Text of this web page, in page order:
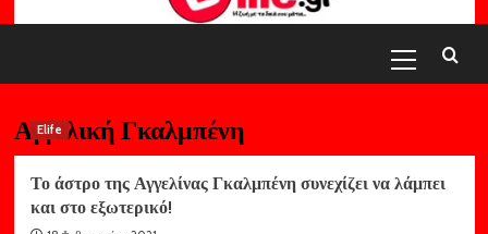
Menu
Αγγελική Γκαλμπένη
Elife
Το άστρο της Αγγελίνας Γκαλμπένη συνεχίζει να λάμπει
και στο εξωτερικό!